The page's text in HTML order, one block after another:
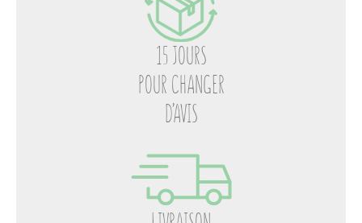
15 JOURS
POUR CHANGER
D’AVIS